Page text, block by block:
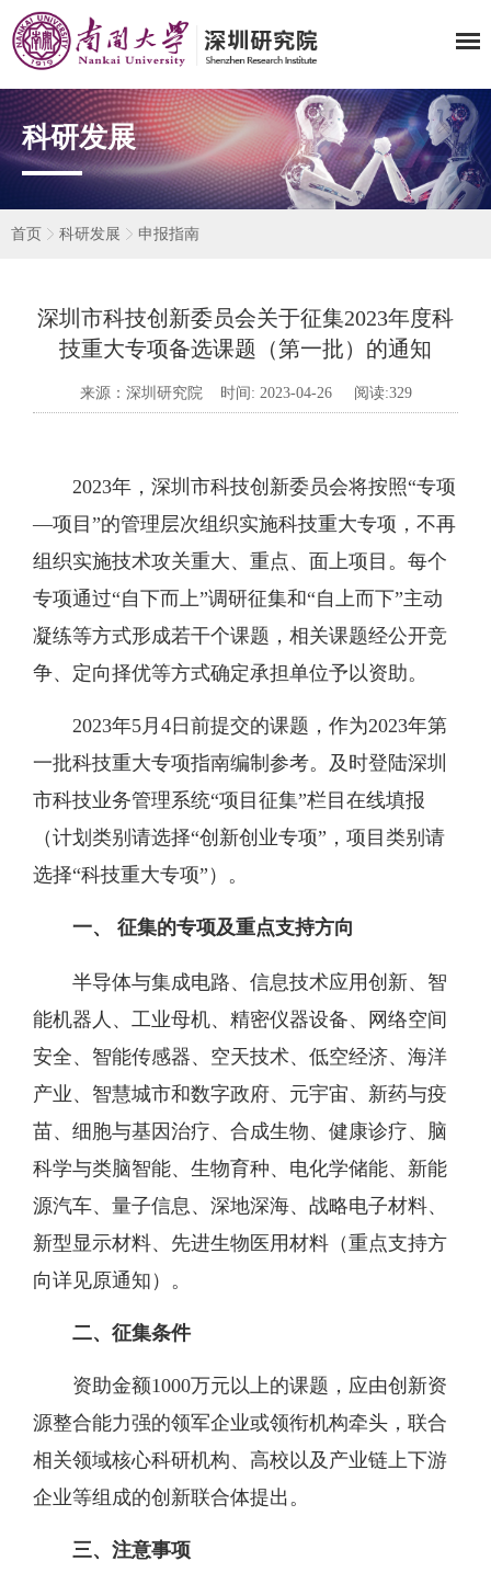
科研发展
首页 科研发展 申报指南
深圳市科技创新委员会关于征集2023年度科
技重大专项备选课题（第一批）的通知
来源：深圳研究院 时间: 2023-04-26 阅读:329
2023年，深圳市科技创新委员会将按照“专项
—项目”的管理层次组织实施科技重大专项，不再
组织实施技术攻关重大、重点、面上项目。每个
专项通过“自下而上”调研征集和“自上而下”主动
凝练等方式形成若干个课题 ，相关课题经公开竞
争、定向择优等方式确定承担单位予以资助。
2023年5月4日前提交的课题，作为2023年第
一批科技重大专项指南编制参考。 及时登陆深圳
市科技业务管理系统“项目征集”栏目在线填报
（计划类别请选择“创新创业专项”，项目类别请
选择“科技重大专项” ）。
一、 征集的专项及重点支持方向
半导体与集成电路、信息技术应用创新、智
能机器人、工业母机、精密仪器设备、网络空间
安全、智能传感器、空天技术、低空经济、海洋
产业、智慧城市和数字政府、元宇宙、新药与疫
苗、细胞与基因治疗、合成生物、健康诊疗、脑
科学与类脑智能、生物育种、电化学储能、新能
源汽车、量子信息、深地深海、战略电子材料、
新型显示材料、先进生物医用材料（重点支持方
向详见原通知）。
二、征集条件
资助金额1000万元以上的课题，应由创新资
源整合能力强的领军企业或领衔机构牵头 ， 联合
相关领域核心科研机构、高校以及产业链上下游
企业等组成的创新联合体提出。
三、注意事项